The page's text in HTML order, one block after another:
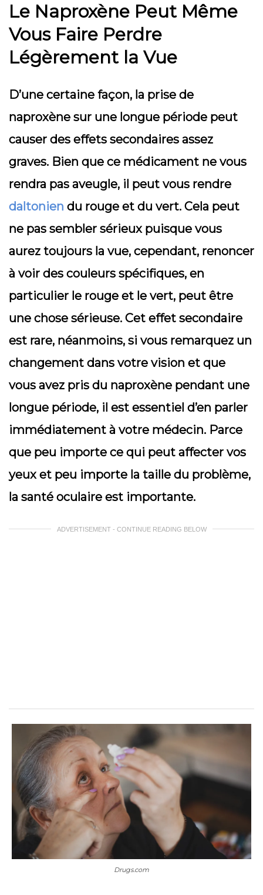
Le Naproxène Peut Même
Vous Faire Perdre
Légèrement la Vue
D’une certaine façon, la prise de
naproxène sur une longue période peut
causer des effets secondaires assez
graves. Bien que ce médicament ne vous
rendra pas aveugle, il peut vous rendre
daltonien du rouge et du vert. Cela peut
ne pas sembler sérieux puisque vous
aurez toujours la vue, cependant, renoncer
à voir des couleurs spécifiques, en
particulier le rouge et le vert, peut être
une chose sérieuse. Cet effet secondaire
est rare, néanmoins, si vous remarquez un
changement dans votre vision et que
vous avez pris du naproxène pendant une
longue période, il est essentiel d’en parler
immédiatement à votre médecin. Parce
que peu importe ce qui peut affecter vos
yeux et peu importe la taille du problème,
la santé oculaire est importante.
ADVERTISEMENT - CONTINUE READING BELOW
Drugs.com